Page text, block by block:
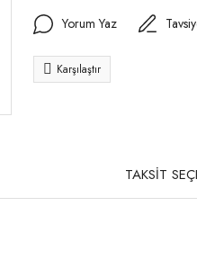
Yorum Yaz
Karşılaştır
TAKSİT